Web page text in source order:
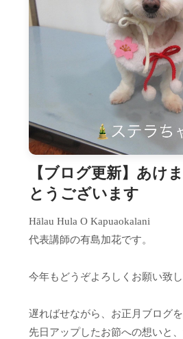
【ブログ更新】あけ
とうございます
Hālau Hula O Kapuaokalani
代表講師の有島加花です。
今年もどうぞよろしくお願い致し
遅ればせながら、お正月ブログを
先日アップしたお節への想いと